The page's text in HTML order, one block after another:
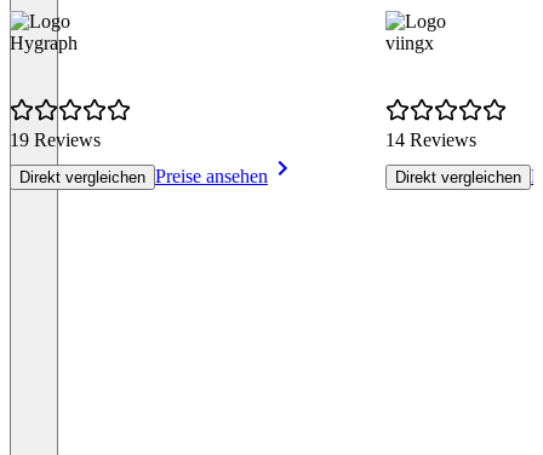
Hygraph
19 Reviews
Direkt vergleichen Preise ansehen
viingx
14 Reviews
Direkt vergleichen